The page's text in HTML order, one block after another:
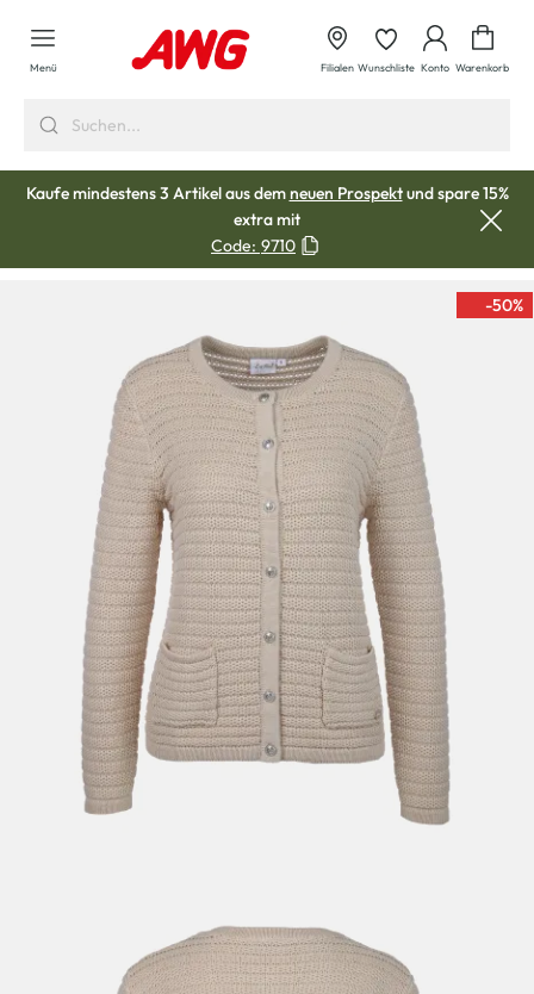
springen
Menü Filialen Wunschliste Konto Warenkorb
Kaufe mindestens 3 Artikel aus demneuen Prospektund spare 15%
extra mit
Code: 9710
-50%